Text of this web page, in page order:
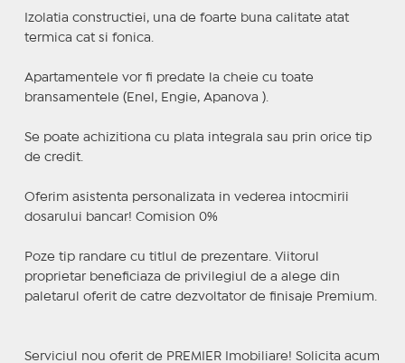
Izolatia constructiei, una de foarte buna calitate atat
termica cat si fonica.
Apartamentele vor fi predate la cheie cu toate
bransamentele (Enel, Engie, Apanova ).
Se poate achizitiona cu plata integrala sau prin orice tip
de credit.
Oferim asistenta personalizata in vederea intocmirii
dosarului bancar! Comision 0%
Poze tip randare cu titlul de prezentare. Viitorul
proprietar beneficiaza de privilegiul de a alege din
paletarul oferit de catre dezvoltator de finisaje Premium.
Serviciul nou oferit de PREMIER Imobiliare! Solicita acum